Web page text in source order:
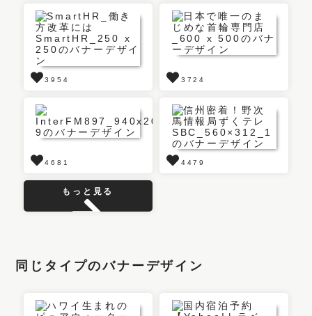
3954 3724
4681 4479
もっと見る
同じタイプのバナーデザイン